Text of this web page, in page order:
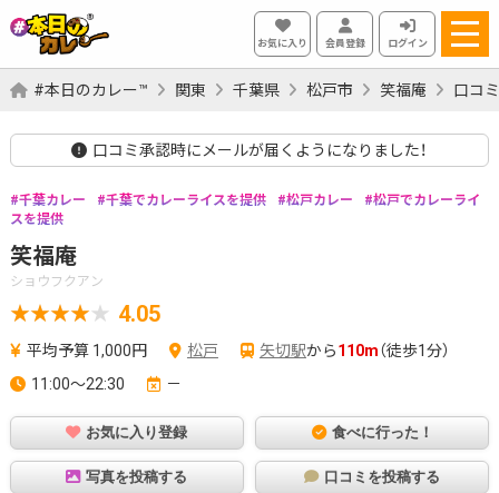
お気に入り 会員登録 ログイン
#本日のカレー™ 関東 千葉県 松戸市 笑福庵 口コ
口コミ承認時にメールが届くようになりました！
千葉カレー 千葉でカレーライスを提供 松戸カレー
松戸でカレーライ
スを提供
笑福庵
ショウフクアン
4.05
平均予算 1,000円 松戸 矢切駅から110m（徒歩1分）
11:00～22:30
－
お気に入り登録 食べに行った！
写真を投稿する 口コミを投稿する